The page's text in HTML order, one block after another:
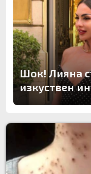
Шок! Лияна
изкуствен